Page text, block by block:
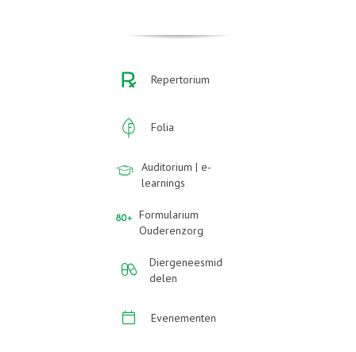
Repertorium
Folia
Auditorium | e-
learnings
Formularium
Ouderenzorg
Diergeneesmid
delen
Evenementen